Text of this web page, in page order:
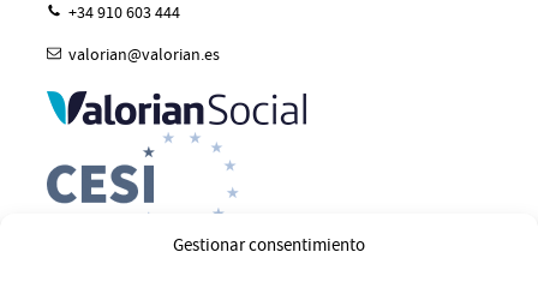
Gestionar consentimiento
+34 910 603 444
valorian@valorian.es